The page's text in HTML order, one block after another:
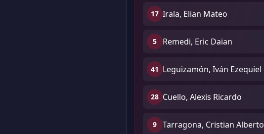
17 Irala, Elian Mateo
5 Remedi, Eric Daian
41 Leguizamón, Iván Ezequiel
28 Cuello, Alexis Ricardo
9 Tarragona, Cristian Alberto